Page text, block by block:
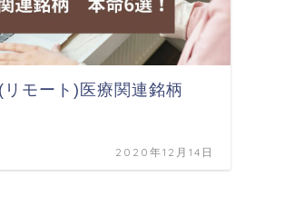
リモート)医療関連銘柄
2020年12月14日